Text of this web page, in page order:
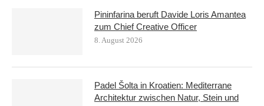
Pininfarina beruft Davide Loris Amantea
zum Chief Creative Officer
8. August 2026
Padel Šolta in Kroatien: Mediterrane
Architektur zwischen Natur, Stein und